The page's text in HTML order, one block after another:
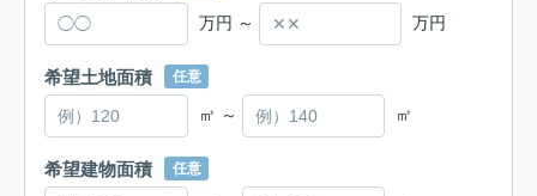
万円 ～ 万円
希望土地面積 任意
㎡ ～ ㎡
希望建物面積 任意